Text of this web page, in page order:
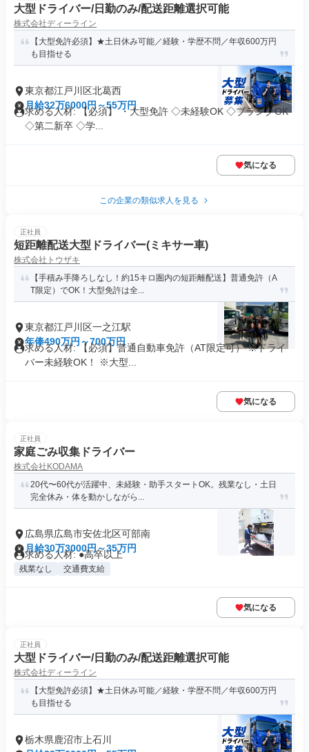
大型ドライバー/日勤のみ/配送距離選択可能
株式会社ディーライン
【大型免許必須】★土日休み可能／経験・学歴不問／年収600万円
も目指せる
東京都江戸川区北葛西
月給32万6000円～55万円
求める人材: 【必須】 ・大型免許 ◇未経験OK ◇ブランクOK
◇第二新卒 ◇学...
気になる
この企業の類似求人を見る
正社員
短距離配送大型ドライバー(ミキサー車)
株式会社トウザキ
【手積み手降ろしなし！約15キロ圏内の短距離配送】普通免許（A
T限定）でOK！大型免許は全...
東京都江戸川区一之江駅
年俸490万円～700万円
求める人材: 【必須】普通自動車免許（AT限定可） ※ドライ
バー未経験OK！ ※大型...
気になる
正社員
家庭ごみ収集ドライバー
株式会社KODAMA
20代〜60代が活躍中、未経験・助手スタートOK。残業なし・土日
完全休み・体を動かしながら...
広島県広島市安佐北区可部南
月給30万3000円～35万円
求める人材: ●高卒以上
残業なし 交通費支給
気になる
正社員
大型ドライバー/日勤のみ/配送距離選択可能
株式会社ディーライン
【大型免許必須】★土日休み可能／経験・学歴不問／年収600万円
も目指せる
栃木県鹿沼市上石川